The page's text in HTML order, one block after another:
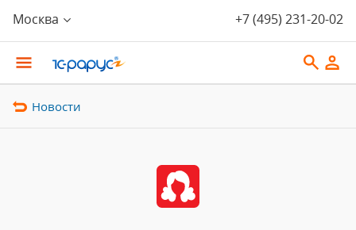
Москва +7 (495) 231-20-02
Новости